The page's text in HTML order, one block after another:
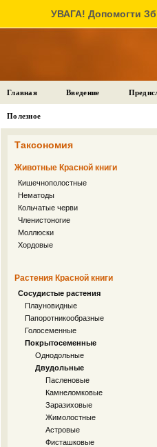
УВАГА! Допомогти
Главная Введение
Полезное
Таксономия
Животные Красной книги
Кишечнополостные
Нематоды
Кольчатые черви
Членистоногие
Моллюски
Хордовые
Растения Красной книги
Сосудистые растения
Плауновидные
Папоротникообразные
Голосеменные
Покрытосеменные
Однодольные
Двудольные
Пасленовые
Камнеломковые
Заразиховые
Жимолостные
Астровые
Фисташковые